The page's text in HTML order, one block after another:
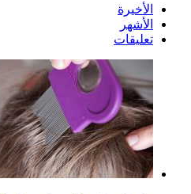
الأخيرة
الأشهر
تعليقات